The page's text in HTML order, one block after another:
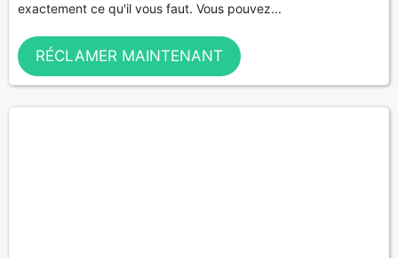
exactement ce qu'il vous faut. Vous pouvez...
RÉCLAMER MAINTENANT